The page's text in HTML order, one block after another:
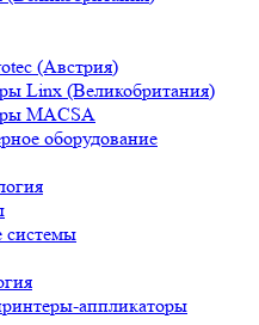
(Австрия)
Linx (Великобритания)
MACSA
оборудование
системы
аппликаторы